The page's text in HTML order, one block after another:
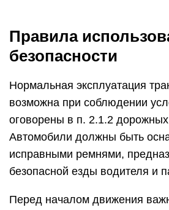
Правила
безопасности
Нормальная эксплуатация
возможна при соблюдении
оговорены в п. 2.1.2
Автомобили должны быть
исправными ремнями,
безопасной езды водителя и
Перед началом движения